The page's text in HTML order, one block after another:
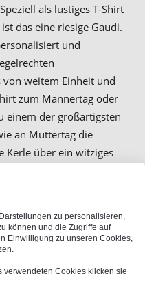
als lustiges T-Shirt
das eine riesige Gaudi.
und
weitem Einheit und
zum Männertag oder
einem der großartigsten
an Muttertag die
Kerle über ein witziges
können, steigert das
zum Schenkenden.
- das macht richtig viel
zu personalisieren,
können und die Zugriffe auf
Einwilligung zu unseren Cookies,
verwendeten Cookies klicken sie